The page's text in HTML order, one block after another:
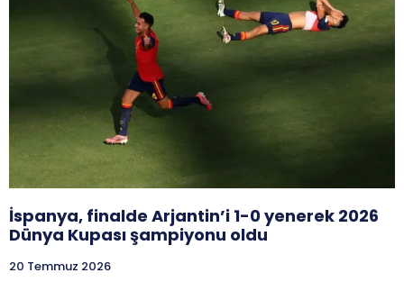
İspanya, finalde Arjantin’i 1-0 yenerek 2026
Dünya Kupası şampiyonu oldu
20 Temmuz 2026